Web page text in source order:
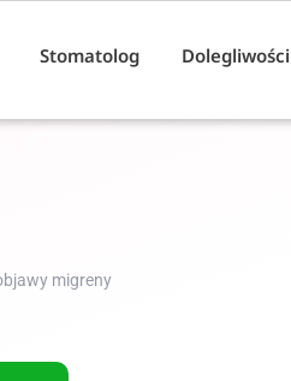
Stomatolog Dolegliwości
migreny